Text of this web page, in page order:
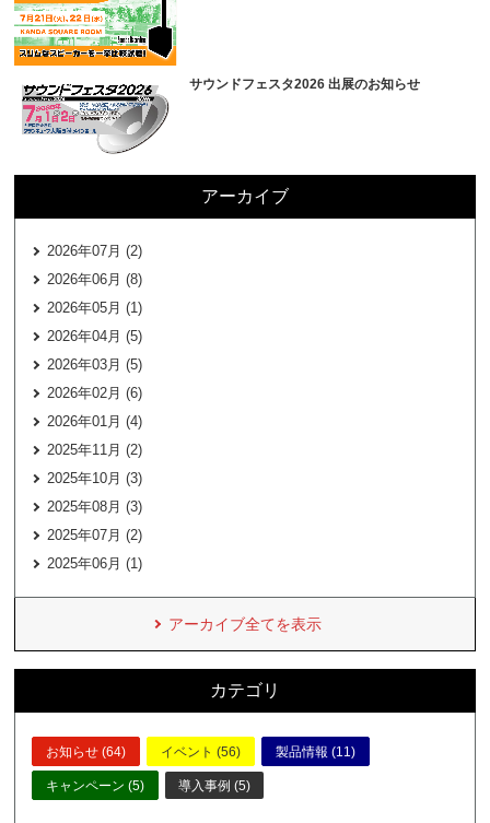
サウンドフェスタ2026 出展のお知らせ
アーカイブ
2026年07月 (2)
2026年06月 (8)
2026年05月 (1)
2026年04月 (5)
2026年03月 (5)
2026年02月 (6)
2026年01月 (4)
2025年11月 (2)
2025年10月 (3)
2025年08月 (3)
2025年07月 (2)
2025年06月 (1)
アーカイブ全てを表示
カテゴリ
お知らせ (64) イベント (56) 製品情報 (11)
キャンペーン (5) 導入事例 (5)